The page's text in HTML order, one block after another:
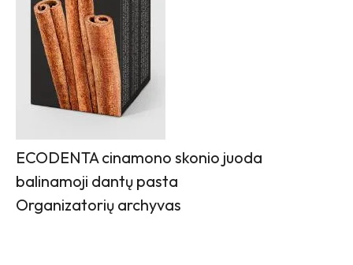
ECODENTA cinamono skonio juoda
balinamoji dantų pasta
Organizatorių archyvas